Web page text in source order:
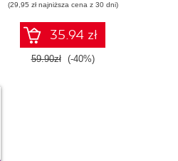
zarządzaj nią z
wykorzystaniem
Dockera
(29,95 zł najniższa cena z 30 dni)
35.94 zł
59.90zł (-40%)